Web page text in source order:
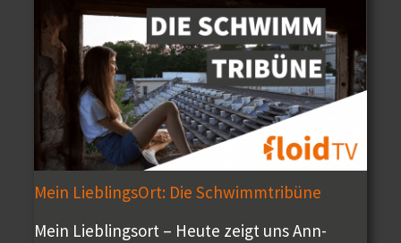
Mein LieblingsOrt: Die Schwimmtribüne
Mein Lieblingsort – Heute zeigt uns Ann-